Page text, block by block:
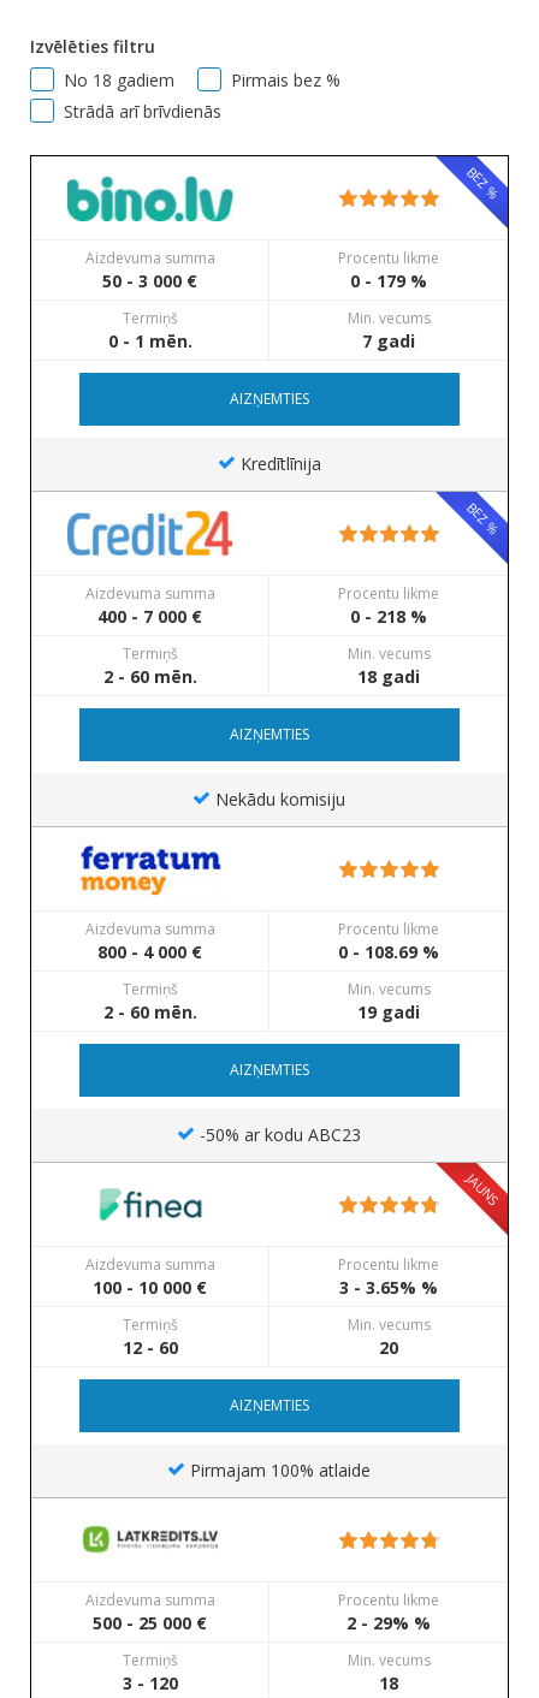
Izvēlēties filtru
No 18 gadiem
Pirmais bez %
Strādā arī brīvdienās
BEZ %
Aizdevuma summa
50 - 3 000 €
Procentu likme
0 - 179 %
Termiņš
0 - 1 mēn.
Min. vecums
7 gadi
AIZŅEMTIES
Kredītlīnija
BEZ %
Aizdevuma summa
400 - 7 000 €
Procentu likme
0 - 218 %
Termiņš
2 - 60 mēn.
Min. vecums
18 gadi
AIZŅEMTIES
Nekādu komisiju
Aizdevuma summa
800 - 4 000 €
Procentu likme
0 - 108.69 %
Termiņš
2 - 60 mēn.
Min. vecums
19 gadi
AIZŅEMTIES
-50% ar kodu ABC23
JAUNS
Aizdevuma summa
100 - 10 000 €
Procentu likme
3 - 3.65% %
Termiņš
12 - 60
Min. vecums
20
AIZŅEMTIES
Pirmajam 100% atlaide
Aizdevuma summa
500 - 25 000 €
Procentu likme
2 - 29% %
Termiņš
3 - 120
Min. vecums
18